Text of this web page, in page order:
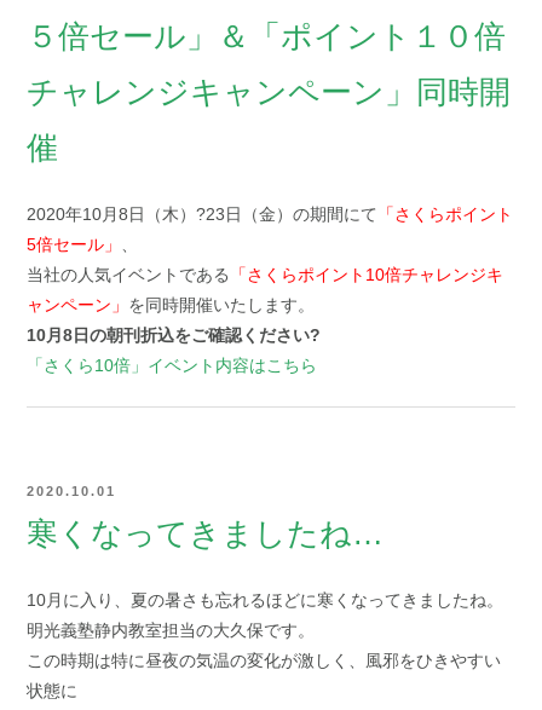
５倍セール」＆「ポイント１０倍
チャレンジキャンペーン」同時開
催
2020年10月8日（木）?23日（金）の期間にて
「さくらポイント
5倍セール」
当社の人気イベントである
「さくらポイント10倍チャレンジキ
ャンペーン」 を同時開催いたします。
10月8日の朝刊折込をご確認ください?
「さくら10倍」イベント内容はこちら
2020.10.01
寒くなってきましたね…
10月に入り、夏の暑さも忘れるほどに寒くなってきましたね。
明光義塾静内教室担当の大久保です。
この時期は特に昼夜の気温の変化が激しく、風邪をひきやすい
状態に